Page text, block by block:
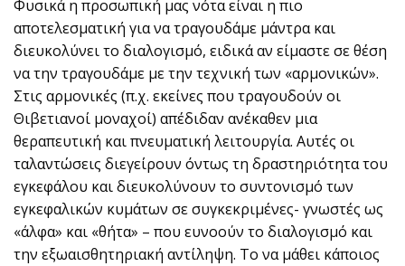
Φυσικά η προσωπική μας νότα είναι η πιο
αποτελεσματική για να τραγουδάμε μάντρα και
διευκολύνει το διαλογισμό, ειδικά αν είμαστε σε θέση
να την τραγουδάμε με την τεχνική των «αρμονικών».
Στις αρμονικές (π.χ. εκείνες που τραγουδούν οι
Θιβετιανοί μοναχοί) απέδιδαν ανέκαθεν μια
θεραπευτική και πνευματική λειτουργία. Αυτές οι
ταλαντώσεις διεγείρουν όντως τη δραστηριότητα του
εγκεφάλου και διευκολύνουν το συντονισμό των
εγκεφαλικών κυμάτων σε συγκεκριμένες- γνωστές ως
«άλφα» και «θήτα» – που ευνοούν το διαλογισμό και
την εξωαισθητηριακή αντίληψη. Το να μάθει κάποιος